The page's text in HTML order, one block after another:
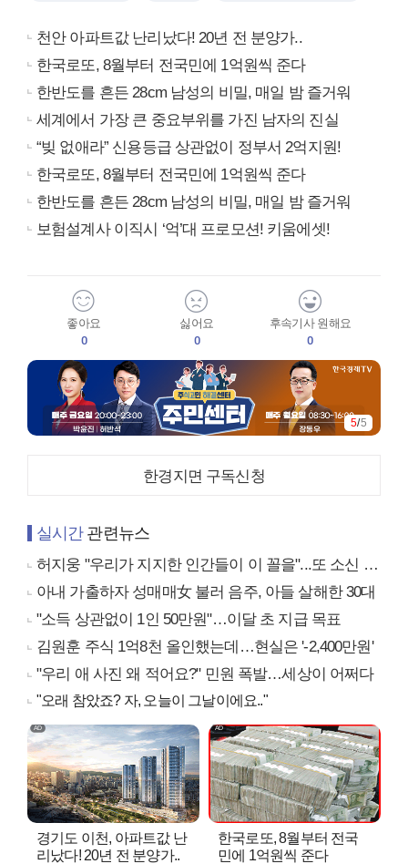
천안 아파트값 난리났다! 20년 전 분양가..
한국로또, 8월부터 전국민에 1억원씩 준다
한반도를 흔든 28cm 남성의 비밀, 매일 밤 즐거워
세계에서 가장 큰 중요부위를 가진 남자의 진실
“빚 없애라” 신용등급 상관없이 정부서 2억지원!
한국로또, 8월부터 전국민에 1억원씩 준다
한반도를 흔든 28cm 남성의 비밀, 매일 밤 즐거워
보험설계사 이직시 ‘억’대 프로모션! 키움에셋!
좋아요
0
싫어요
0
후속기사 원해요
0
5/5
한경지면 구독신청
실시간관련뉴스
허지웅 "우리가 지지한 인간들이 이 꼴을"...또 소신 발언
아내 가출하자 성매매女 불러 음주, 아들 살해한 30대
"소득 상관없이 1인 50만원"…이달 초 지급 목표
김원훈 주식 1억8천 올인했는데…현실은 '-2,400만원'
"우리 애 사진 왜 적어요?" 민원 폭발…세상이 어쩌다
"오래 참았죠? 자, 오늘이 그날이에요.."
경기도 이천, 아파트값 난
리났다! 20년 전 분양가..
한국로또, 8월부터 전국
민에 1억원씩 준다